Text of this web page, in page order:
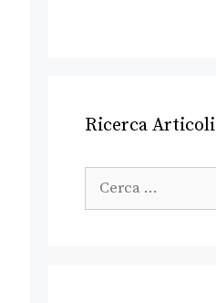
Ricerca Articoli